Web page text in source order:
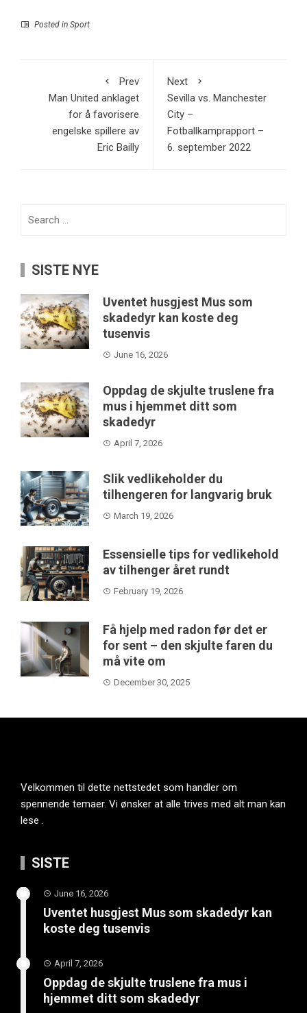
Posted in Sport
Prev
Man United anklaget
for å favorisere
engelske spillere av
Eric Bailly
Next
Sevilla vs. Manchester
City –
Fotballkamprapport –
6. september 2022
SISTE NYE
Uventet husgjest Mus som
skadedyr kan koste deg
tusenvis
June 16, 2026
Oppdag de skjulte truslene fra
mus i hjemmet ditt som
skadedyr
April 7, 2026
Slik vedlikeholder du
tilhengeren for langvarig bruk
March 19, 2026
Essensielle tips for vedlikehold
av tilhenger året rundt
February 19, 2026
Få hjelp med radon før det er
for sent – den skjulte faren du
må vite om
December 30, 2025
Velkommen til dette nettstedet som handler om
spennende temaer. Vi ønsker at alle trives med alt man kan
lese .
SISTE
June 16, 2026
Uventet husgjest Mus som skadedyr kan
koste deg tusenvis
April 7, 2026
Oppdag de skjulte truslene fra mus i
hjemmet ditt som skadedyr